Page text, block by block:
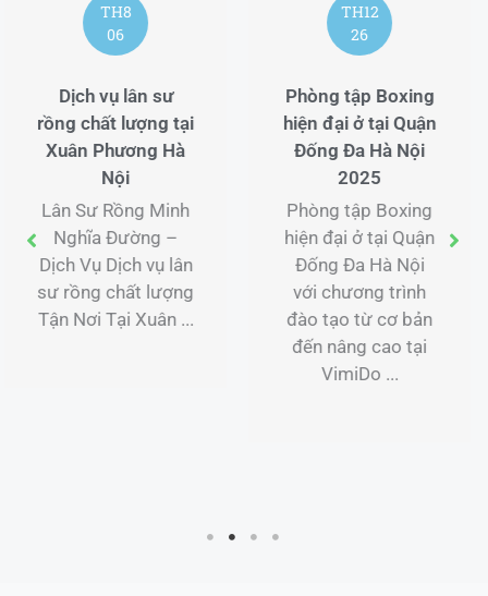
TH12
26
Phòng tập Boxing
hiện đại ở tại Quận
Đống Đa Hà Nội
2025
Phòng tập Boxing
hiện đại ở tại Quận
Đống Đa Hà Nội
với chương trình
đào tạo từ cơ bản
TH12
23
Lớp học Boxing tại
tại Huyện Phú
Xuyên Hà Nội
2025
Lớp học Boxing tại
tại Huyện Phú
Xuyên Hà Nội với
chương trình đào
tạo từ cơ bản đến
nâng cao tại
VimiDo Boxing.